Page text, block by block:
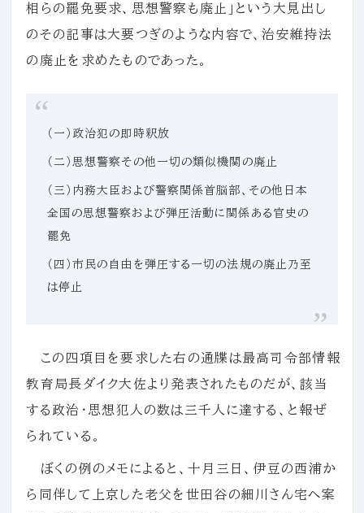
相らの罷免要求、思想警察も廃止」という大見出し
のその記事は大要つぎのような内容で、治安維持法
の廃止を求めたものであった。
（一）政治犯の即時釈放
（二）思想警察その他一切の類似機関の廃止
（三）内務大臣および警察関係首脳部、その他日本
全国の思想警察および弾圧活動に関係ある官史の
罷免
（四）市民の自由を弾圧する一切の法規の廃止乃至
は停止
この四項目を要求した右の通牒は最高司令部情報
教育局長ダイク大佐より発表されたものだが、該当
する政治・思想犯人の数は三千人に達する、と報ぜ
られている。
ぼくの例のメモによると、十月三日、伊豆の西浦か
ら同伴して上京した老父を世田谷の細川さん宅へ案